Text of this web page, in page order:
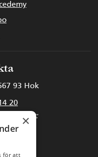
93 Hok
20
×
för att